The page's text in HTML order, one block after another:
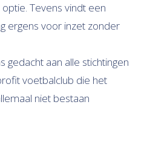
Tevens vindt een
ergens voor inzet zonder
gedacht aan alle stichtingen
voetbalclub die het
niet bestaan